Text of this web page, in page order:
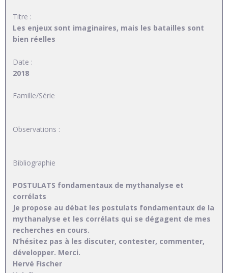
Titre :
Les enjeux sont imaginaires, mais les batailles sont
bien réelles
Date :
2018
Famille/Série
Observations :
Bibliographie
POSTULATS fondamentaux de mythanalyse et
corrélats
Je propose au débat les postulats fondamentaux de la
mythanalyse et les corrélats qui se dégagent de mes
recherches en cours.
N’hésitez pas à les discuter, contester, commenter,
développer. Merci.
Hervé Fischer